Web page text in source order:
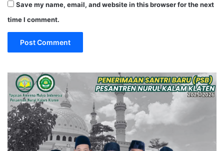
Save my name, email, and website in this browser for the next
time I comment.